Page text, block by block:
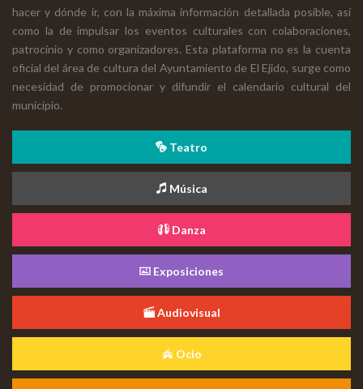
hacer y dónde ir, con la máxima información detallada posible, así
como la de impulsar los eventos culturales con colaboraciones,
patrocinio y como organizadores. Esta plataforma no es la cuenta
oficial del área de cultura del Ayuntamiento de El Ejido, surge como
necesidad de promocionar y difundir el calendario cultural del
municipio.
Teatro
Música
Danza
Exposiciones
Audiovisual
Ocio